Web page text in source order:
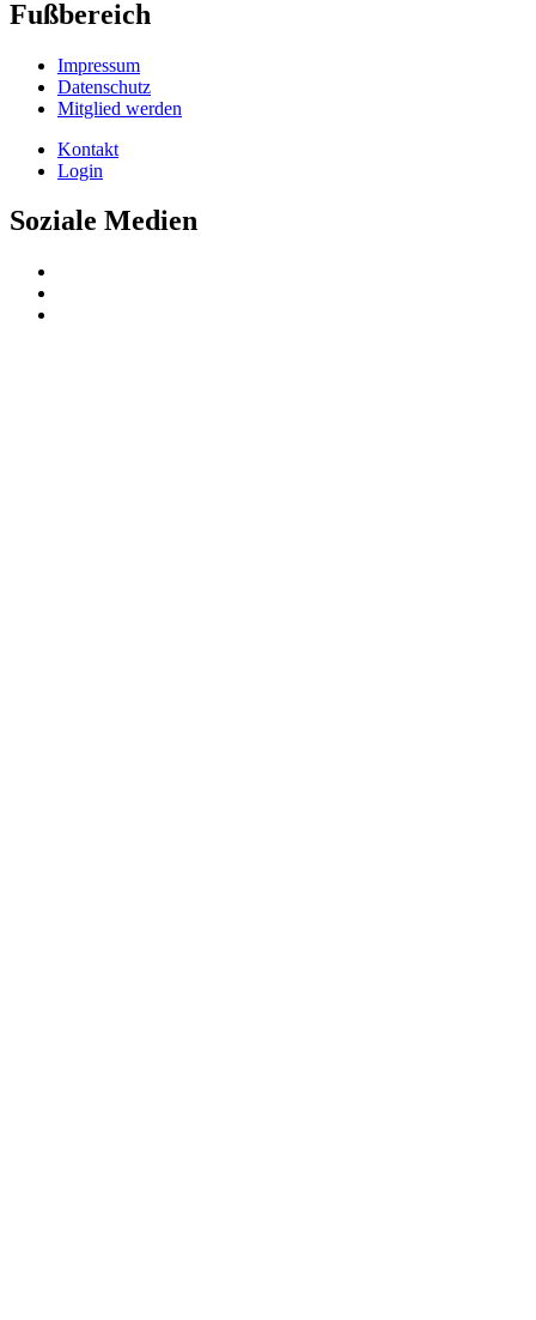
Fußbereich
Impressum
Datenschutz
Mitglied werden
Kontakt
Login
Soziale Medien